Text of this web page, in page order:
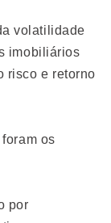
volatilidade
imobiliários
risco e retorno
os
por